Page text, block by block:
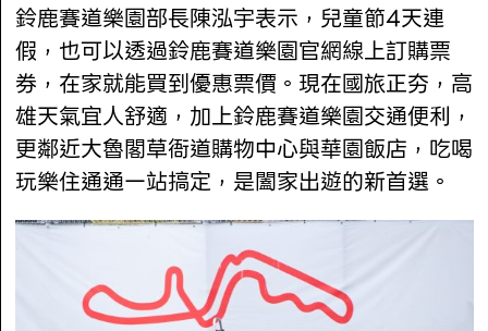
鈴鹿賽道樂園部長陳泓宇表示，兒童節4天連
假，也可以透過鈴鹿賽道樂園官網線上訂購票
券，在家就能買到優惠票價。現在國旅正夯，高
雄天氣宜人舒適，加上鈴鹿賽道樂園交通便利，
更鄰近大魯閣草衙道購物中心與華園飯店，吃喝
玩樂住通通一站搞定，是闔家出遊的新首選。